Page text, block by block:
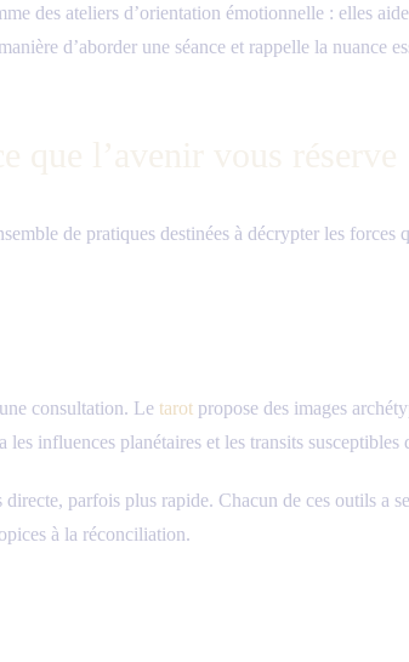
des ateliers d’orientation émotionnelle : elles
d’aborder une séance et rappelle la nuance
de pratiques destinées à décrypter les
consultation. Le tarot propose des images
les influences planétaires et les transits
parfois plus rapide. Chacun de ces outils
à la réconciliation.